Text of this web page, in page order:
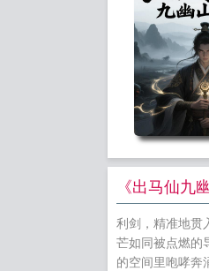
《出马仙九
利剑，精准地贯
芒如同被点燃的
的空间里咆哮奔